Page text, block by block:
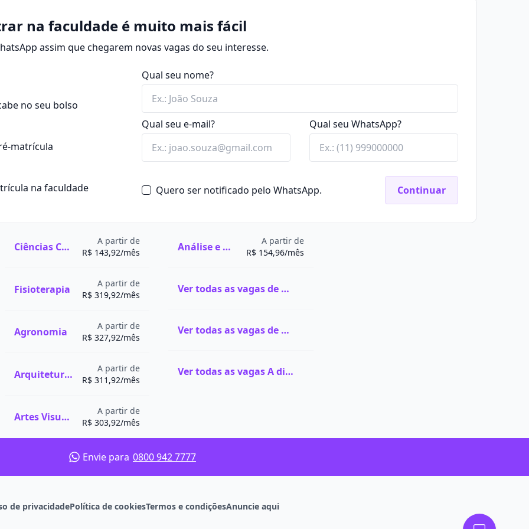
como Anatomia,
Imunologia
e, em
(TCC).
namodalidade
características
salas de aula e
e colegas, além de
aulas teóricas em uma
supervisionados
ser realizadas de
atuar na área de
prevenir e auxiliar
em
de novas
anos e é oferecido nas
casos, a distância.
Patologia e Bioética.
Análises Clínicas,
Pública.
na faculdade é muito mais fácil
assim que chegarem novas vagas do seu interesse.
no seu bolso
matrícula
na faculdade
Qual seu nome?
Qual seu e-mail? Qual seu WhatsApp?
Quero ser notificado pelo WhatsApp. Continuar
Ciências Contábeis
A partir de
R$ 143,92/mês
Fisioterapia
A partir de
R$ 319,92/mês
Agronomia
A partir de
R$ 327,92/mês
Arquitetura e Urbanismo
A partir de
R$ 311,92/mês
Artes Visuais
A partir de
R$ 303,92/mês
Análise e Desenvolvimento de Sistemas
A partir de
R$ 154,96/mês
Ver todas as vagas de Graduação na UNIFRAN
Ver todas as vagas de Pós-graduação na UNIFRAN
Ver todas as vagas A distância (EaD) na UNIFRAN
Envie para 0800 942 7777
de privacidadePolítica de cookiesTermos e condiçõesAnuncie aqui